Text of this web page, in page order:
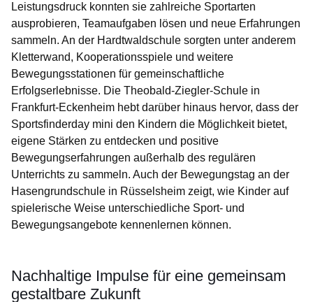
Leistungsdruck konnten sie zahlreiche Sportarten
ausprobieren, Teamaufgaben lösen und neue Erfahrungen
sammeln. An der Hardtwaldschule sorgten unter anderem
Kletterwand, Kooperationsspiele und weitere
Bewegungsstationen für gemeinschaftliche
Erfolgserlebnisse. Die Theobald-Ziegler-Schule in
Frankfurt-Eckenheim hebt darüber hinaus hervor, dass der
Sportsfinderday mini den Kindern die Möglichkeit bietet,
eigene Stärken zu entdecken und positive
Bewegungserfahrungen außerhalb des regulären
Unterrichts zu sammeln. Auch der Bewegungstag an der
Hasengrundschule in Rüsselsheim zeigt, wie Kinder auf
spielerische Weise unterschiedliche Sport- und
Bewegungsangebote kennenlernen können.
Nachhaltige Impulse für eine gemeinsam
gestaltbare Zukunft